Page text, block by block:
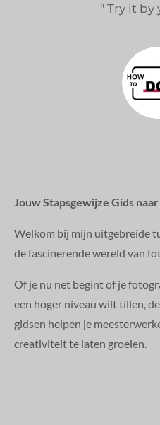
" Try it by
Jouw Stapsgewijze Gids
Welkom bij mijn uitgebreide
de fascinerende wereld van
Of je nu net begint of je
een hoger niveau wilt tillen,
gidsen helpen je
creativiteit te laten groeien.